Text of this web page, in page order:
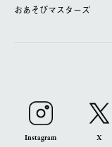
おあそびマスターズ
Instagram X